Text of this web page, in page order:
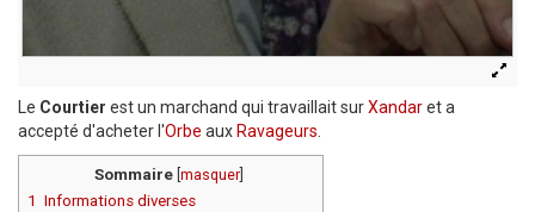
Le Courtier est un marchand qui travaillait surXandaret a
accepté d'acheter l'Orbe aux Ravageurs
Sommaire masquer
1 Informations diverses